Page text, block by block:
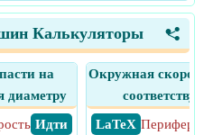
<
Калькуляторы
на
диаметру
​ Идти
Окружная
​ LaTeX